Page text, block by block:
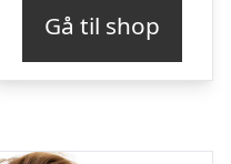
Gå til shop